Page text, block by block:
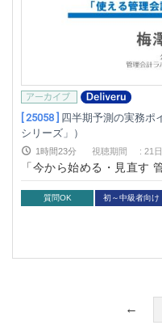
[ 25058 ] 四半期予測の実務ポ
シリーズ」）
1時間23分 視聴期間 : 21
「今から始める・見直す
（中央経済社）」の著者で
美が教える「現場」で使
質問OK 初～中級者向け